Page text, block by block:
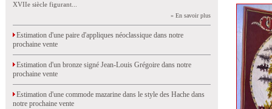
XVIIe siècle figurant...
» En savoir plus
Estimation d'une paire d'appliques néoclassique dans notre
prochaine vente
Estimation d'un bronze signé Jean-Louis Grégoire dans notre
prochaine vente
Estimation d'une commode mazarine dans le style des Hache dans
notre prochaine vente